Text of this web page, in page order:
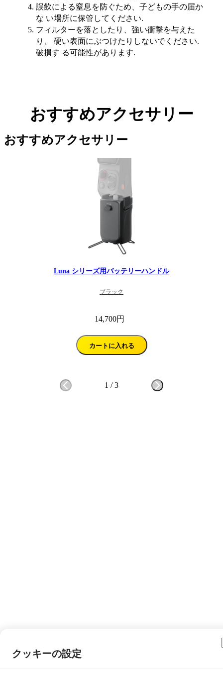
誤飲による窒息を防ぐため、子どもの手の届か
な い場所に保管してください.
フィルターを落としたり、強い衝撃を与えた
り、 硬い表面にぶつけたりしないでください.
破損す る可能性があります.
おすすめアクセサリー
おすすめアクセサリー
Luna シリーズ用バッテリーハンドル
ブラック
14,700円
カートに入れる
1 /3
クッキーの設定